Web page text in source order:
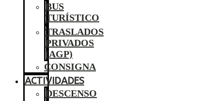
BUS
TURÍSTICO
TRASLADOS
PRIVADOS
(AGP)
CONSIGNA
ACTIVIDADES
DESCENSO